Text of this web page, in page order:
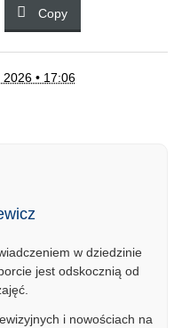
Copy
• 17:06
w dziedzinie
jest odskocznią od
i nowościach na